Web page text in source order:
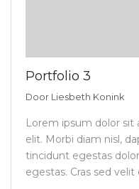
Portfolio 3
Door Liesbeth Konink
Lorem ipsum dolor sit
elit. Morbi diam nisl,
tincidunt egestas
egestas. Cras sed